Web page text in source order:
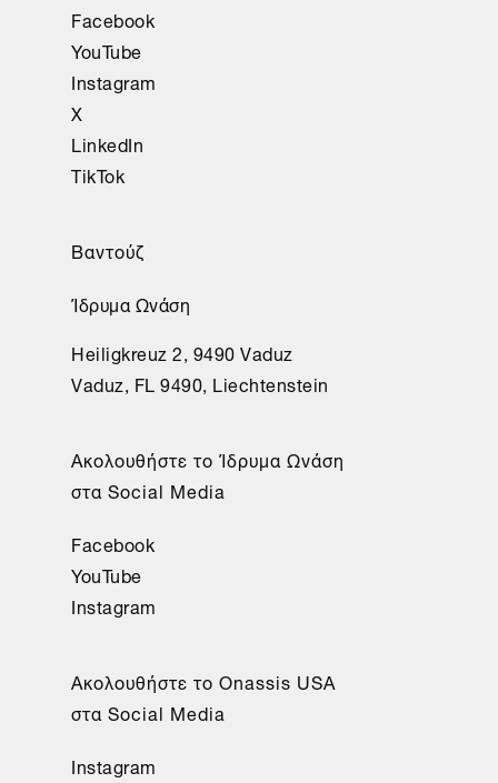
Facebook
YouTube
Instagram
X
LinkedIn
TikTok
Βαντούζ
Ίδρυμα Ωνάση
Heiligkreuz 2, 9490 Vaduz
Vaduz, FL 9490, Liechtenstein
Aκολουθήστε το Ίδρυμα Ωνάση
στα Social Media
Facebook
YouTube
Instagram
Aκολουθήστε το Onassis USA
στα Social Media
Instagram